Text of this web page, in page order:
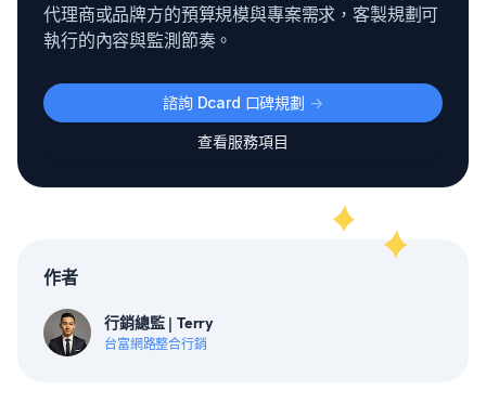
代理商或品牌方的預算規模與專案需求，客製規劃可
執行的內容與監測節奏。
諮詢 Dcard 口碑規劃 ->
查看服務項目
作者
行銷總監 | Terry
台富網路整合行銷